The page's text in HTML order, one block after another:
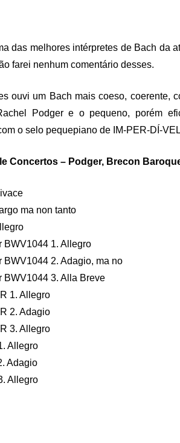
das melhores intérpretes de Bach da
farei nenhum comentário desses.
ouvi um Bach mais coeso, coerente,
Podger e o pequeno, porém
o selo pequepiano de IM-PER-DÍ-
Concertos – Podger, Brecon
ma non tanto
BWV1044 1. Allegro
2. Adagio, ma no
BWV1044 3. Alla Breve
1. Allegro
2. Adagio
3. Allegro
Allegro
Adagio
Allegro